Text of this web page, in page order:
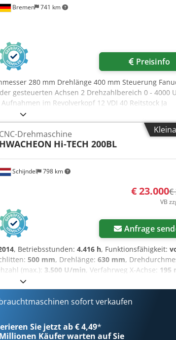
Handrad Netzwerkanbindung : Ethernet
40 : Inklusive
Bremen 741 km
Preisinfo
280 mm Drehlänge 400 mm Steuerung
gesteuerten Achsen 2 Drehzahlbereich 0 - 4000
im Revolverkopf 12 VDI 40 Reitstock Ja
ca. 3,9 t Antriebsleistung 15 kW
Ø 200 mm - Späneförderer Dcodpfx Asyxr Hgeb
Schijndel 798 km
CNC-Drehmaschine
HWACHEON Hi-TECH 200BL
€ 23.000€
VB
Anfrage
, Betriebsstunden: 4.416 h, Funktionsfähigkeit:
500 mm, Drehlänge: 630 mm,
(max.): 3.500 U/min, Verfahrweg X-Achse: 195
30 m/min
2.870 mm, Gesamtbreite:1.675 mm,
Spindelnase:A2-6, Ausstattung:
einstellbar
ihre außergewöhnlich einfache Bedienung
vorhersehbar, sodass das Einrichten und
sofort verkaufen
Sie jetzt ab € 4,49*
Käufer warten auf Sie